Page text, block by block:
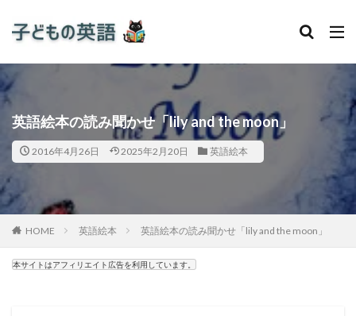
英語絵本の読み聞かせ「lily and the moon」
2016年4月26日 2025年2月20日 英語絵本
HOME 英語絵本 英語絵本の読み聞かせ「lily and the moon」
本サイトはアフィリエイト広告を利用しています。